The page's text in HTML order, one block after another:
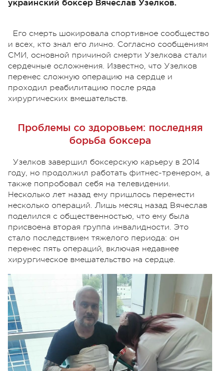
украинский боксер Вячеслав Узелков.
Его смерть шокировала спортивное сообщество
и всех, кто знал его лично. Согласно сообщениям
СМИ, основной причиной смерти Узелкова стали
сердечные осложнения. Известно, что Узелков
перенес сложную операцию на сердце и
проходил реабилитацию после ряда
хирургических вмешательств.
Проблемы со здоровьем: последняя
борьба боксера
Узелков завершил боксерскую карьеру в 2014
году, но продолжил работать фитнес-тренером, а
также попробовал себя на телевидении.
Несколько лет назад ему пришлось перенести
несколько операций. Лишь месяц назад Вячеслав
поделился с общественностью, что ему была
присвоена вторая группа инвалидности. Это
стало последствием тяжелого периода: он
перенес пять операций, включая недавнее
хирургическое вмешательство на сердце.